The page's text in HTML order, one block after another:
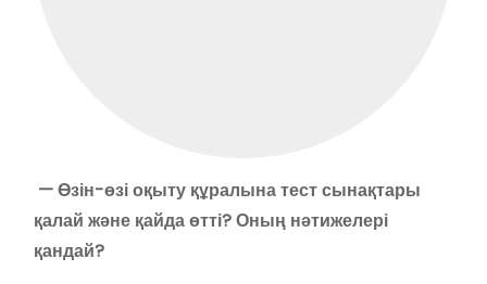
— Өзін-өзі оқыту құралына тест сынақтары
қалай және қайда өтті? Оның нәтижелері
қандай?